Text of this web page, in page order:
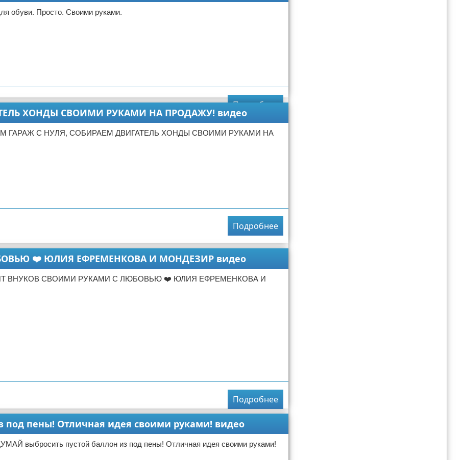
обуви. Просто. Своими руками.
Подробнее
ХОНДЫ СВОИМИ РУКАМИ НА ПРОДАЖУ! видео
ГАРАЖ С НУЛЯ, СОБИРАЕМ ДВИГАТЕЛЬ ХОНДЫ СВОИМИ РУКАМИ НА
Подробнее
❤️ ЮЛИЯ ЕФРЕМЕНКОВА И МОНДЕЗИР видео
ВНУКОВ СВОИМИ РУКАМИ С ЛЮБОВЬЮ ❤️ ЮЛИЯ ЕФРЕМЕНКОВА И
Подробнее
пены! Отличная идея своими руками! видео
выбросить пустой баллон из под пены! Отличная идея своими руками!